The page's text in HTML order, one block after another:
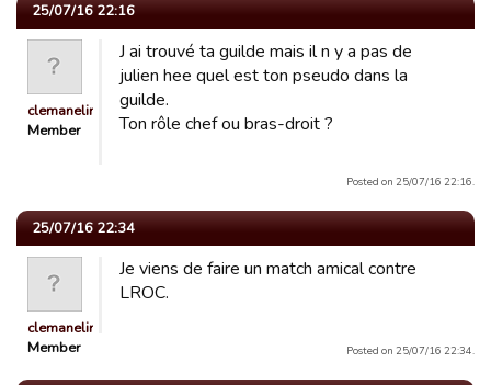
25/07/16 22:16
clemanelinch
Member
J ai trouvé ta guilde mais il n y a pas de
julien hee quel est ton pseudo dans la
guilde.
Ton rôle chef ou bras-droit ?
Posted on 25/07/16 22:16.
25/07/16 22:34
clemanelinch
Member
Je viens de faire un match amical contre
LROC.
Posted on 25/07/16 22:34.